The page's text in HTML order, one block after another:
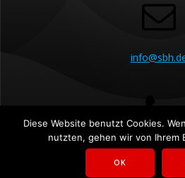
07243 5230
Diese Website benutzt Cookies.
nutzten, gehen wir von Ihrem
OK